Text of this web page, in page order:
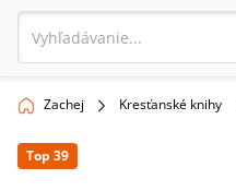
Zachej Kresťanské knihy
Top 39